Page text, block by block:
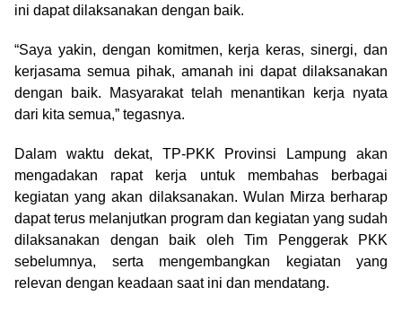
ini dapat dilaksanakan dengan baik.
“Saya yakin, dengan komitmen, kerja keras, sinergi, dan
kerjasama semua pihak, amanah ini dapat dilaksanakan
dengan baik. Masyarakat telah menantikan kerja nyata
dari kita semua,” tegasnya.
Dalam waktu dekat, TP-PKK Provinsi Lampung akan
mengadakan rapat kerja untuk membahas berbagai
kegiatan yang akan dilaksanakan. Wulan Mirza berharap
dapat terus melanjutkan program dan kegiatan yang sudah
dilaksanakan dengan baik oleh Tim Penggerak PKK
sebelumnya, serta mengembangkan kegiatan yang
relevan dengan keadaan saat ini dan mendatang.